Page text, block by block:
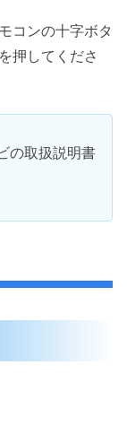
コンの十字ボタ
押してくださ
の取扱説明書